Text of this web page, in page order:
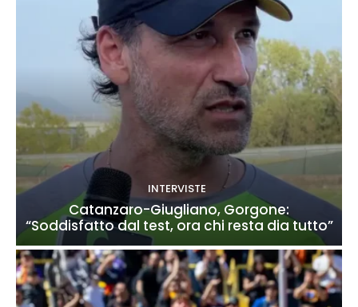
INTERVISTE
Catanzaro-Giugliano, Gorgone:
“Soddisfatto dal test, ora chi resta dia tutto”